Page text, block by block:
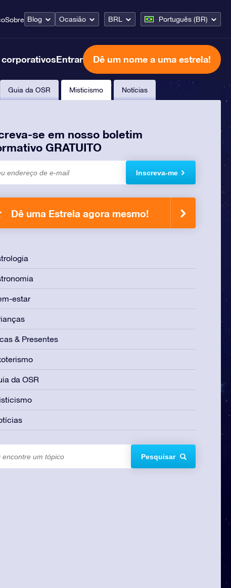
Sobre Blog Ocasião BRL Português (BR)
Entrar Dê um nome a uma estrela!
Guia da OSR Misticismo Notícias
se em nosso boletim
GRATUITO
Inscreva-me
Dê uma Estrela agora mesmo!
estar
& Presentes
da OSR
Pesquisar